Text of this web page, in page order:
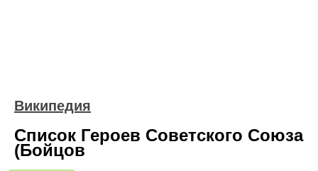
Википедия
Список Героев Советского Союза
(Бойцов